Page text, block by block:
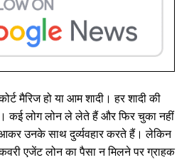
मैरिज हो या आम शादी। हर शादी की
कई लोग लोन ले लेते हैं और फिर चुका नहीं
उनके साथ दुर्व्यवहार करते हैं। लेकिन
एजेंट लोन का पैसा न मिलने पर ग्राहक